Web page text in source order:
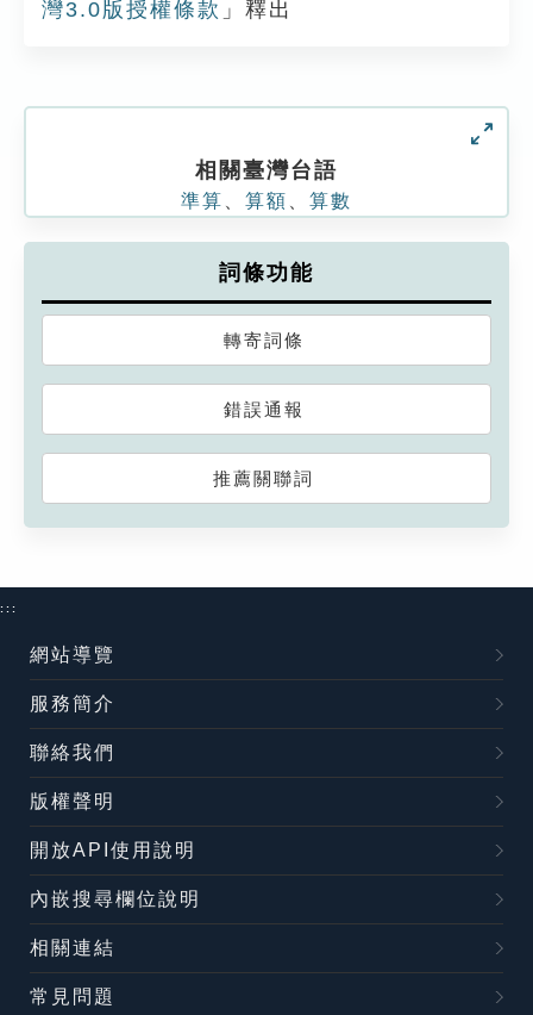
灣3.0版授權條款 」釋出
相關臺灣台語
準算 算額 算數
詞條功能
轉寄詞條
錯誤通報
推薦關聯詞
:::
網站導覽
服務簡介
聯絡我們
版權聲明
開放API使用說明
內嵌搜尋欄位說明
相關連結
常見問題